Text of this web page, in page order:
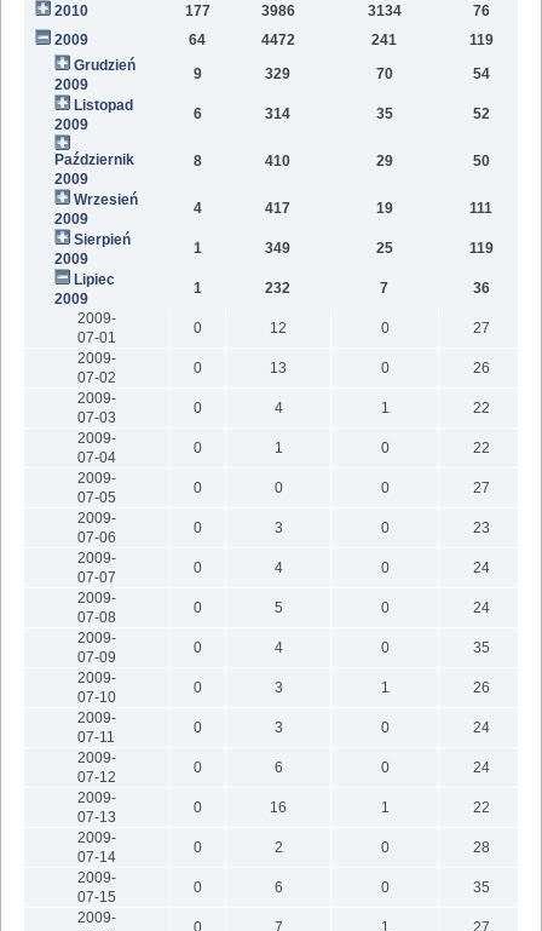
2010
177 3986 3134
76
2009
64 4472 241
119
Grudzień
2009
9 329 70
54
Listopad
2009
6 314 35 52
Październik
2009
8 410 29 50
Wrzesień
2009
4 417 19
111
Sierpień
2009
1 349 25
119
Lipiec
2009
1 232 7
36
2009-
07-01
0 12 0
27
2009-
07-02
0 13 0
26
2009-
07-03
0 4 1
22
2009-
07-04
0 1 0
22
2009-
07-05
0 0 0
27
2009-
07-06
0 3 0
23
2009-
07-07
0 4 0
24
2009-
07-08
0 5 0
24
2009-
07-09
0 4 0
35
2009-
07-10
0 3 1
26
2009-
07-11
0 3 0
24
2009-
07-12
0 6 0
24
2009-
07-13
0 16 1
22
2009-
07-14
0 2 0
28
2009-
07-15
0 6 0
35
2009-
0 7 1
27